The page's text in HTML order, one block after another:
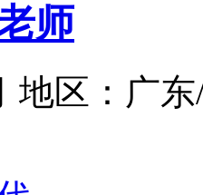
师
地区：广